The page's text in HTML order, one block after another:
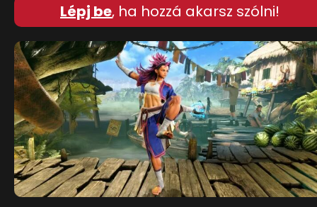
Lépj be, ha hozzá akarsz szólni!